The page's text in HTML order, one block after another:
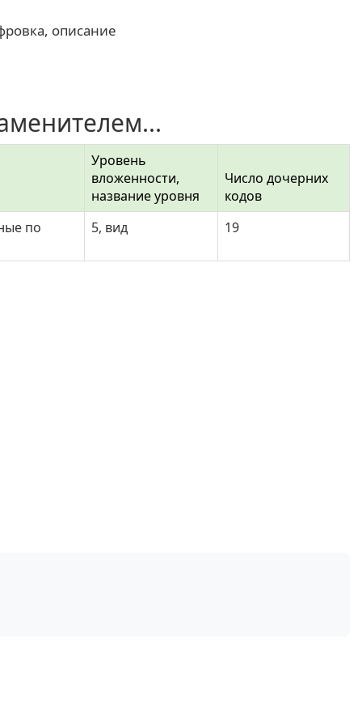
описание
Уровень
вложенности,
название уровня
Число дочерних
кодов
по
5, вид 19